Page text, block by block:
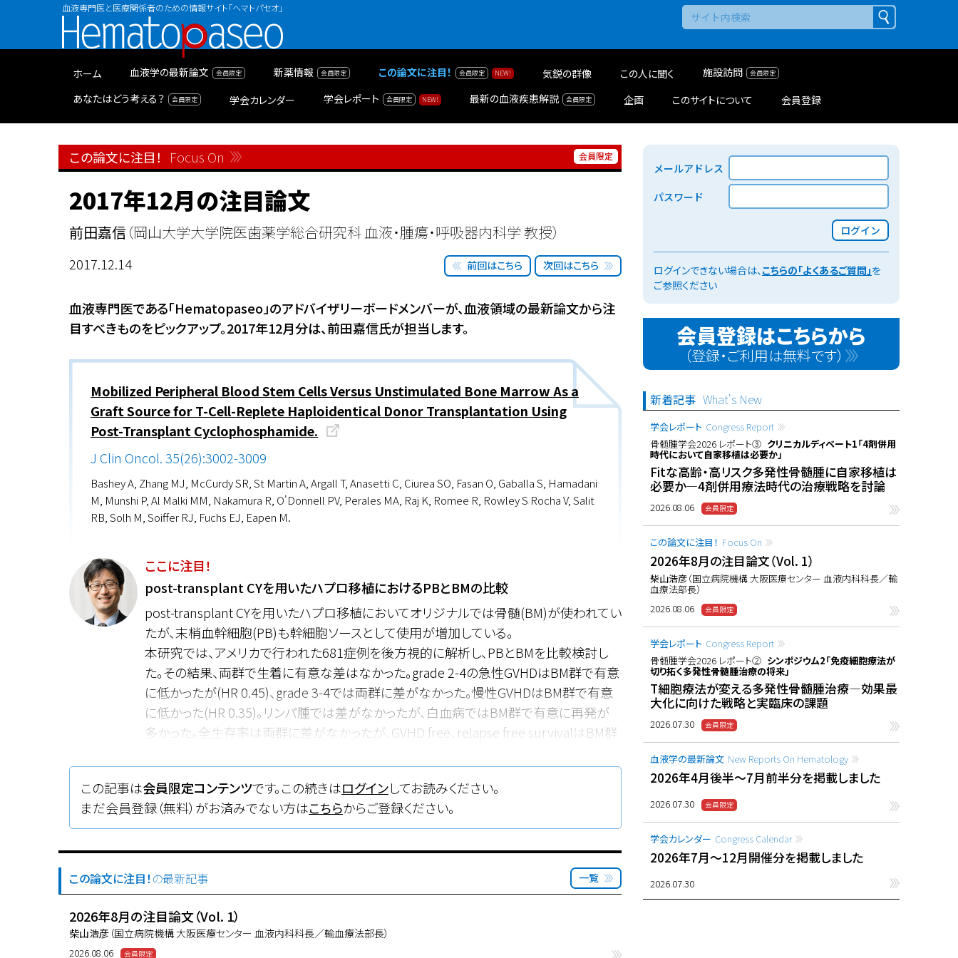
血液専門医と医療関係者のための情報サイト「ヘマトパセオ」
Hematopaseo
ホーム 血液学の最新論文 新薬情報 この論文に注目！ 気鋭の群像 この人に聞く
施設訪問
あなたはどう考える？
学会カレンダー 学会レポート 最新の血液疾患解説 企画 このサイトについて 会員登録
この論文に注目！ Focus On
2017年12月の注目論文
前田嘉信 （岡山大学大学院医歯薬学総合研究科 血液・腫瘍・呼吸器内科学 教授）
2017.12.14 次回はこちら
前回はこちら
血液専門医である「Hematopaseo」のアドバイザリーボードメンバーが、血液領域の最新論文から注
目すべきものをピックアップ。2017年12月分は、前田嘉信氏が担当します。
Mobilized Peripheral Blood Stem Cells Versus Unstimulated Bone Marrow As a
Graft Source for T-Cell-Replete Haploidentical Donor Transplantation Using
Post-Transplant Cyclophosphamide.
J Clin Oncol. 35(26):3002-3009
Bashey A, Zhang MJ, McCurdy SR, St Martin A, Argall T, Anasetti C, Ciurea SO, Fasan O, Gaballa S, Hamadani
M, Munshi P, Al Malki MM, Nakamura R, O'Donnell PV, Perales MA, Raj K, Romee R, Rowley S Rocha V, Salit
RB, Solh M, Soiffer RJ, Fuchs EJ, Eapen M.
ここに注目！
post-transplant CYを用いたハプロ移植におけるPBとBMの比較
post-transplant CYを用いたハプロ移植においてオリジナルでは骨髄(BM)が使われてい
たが、末梢血幹細胞(PB)も幹細胞ソースとして使用が増加している。
本研究では、アメリカで行われた681症例を後方視的に解析し、PBとBMを比較検討し
た。その結果、両群で生着に有意な差はなかった。grade 2-4の急性GVHDはBM群で有意
に低かったが(HR 0.45)、grade 3-4では両群に差がなかった。慢性GVHDはBM群で有意
に低かった(HR 0.35)。リンパ腫では差がなかったが、白血病ではBM群で有意に再発が
多かった。全生存率は両群に差がなかったが、GVHD free、relapse free survivalはBM群
て確認が必要だが、現時点ではPBとBM両方とも移植ソースとなり得ると考えられる。
この記事は会員限定コンテンツです。この続きはログインしてお読みください。
まだ会員登録（無料）がお済みでない方はこちらからご登録ください。
この論文に注目！ の最新記事 一覧
2026年8月の注目論文（Vol. 1）
柴山浩彦 （国立病院機構 大阪医療センター 血液内科科長／輸血療法部長）
2026.08.06
メールアドレス
パスワード
ログイン
ログインできない場合は、こちらの「よくあるご質問」を
ご参照ください
会員登録はこちらから
（登録・ご利用は無料です）
新着記事 What's New
学会レポート Congress Report
骨髄腫学会2026 レポート③ クリニカルディベート1「4剤併用
時代において自家移植は必要か」
Fitな高齢・高リスク多発性骨髄腫に自家移植は
必要か―4剤併用療法時代の治療戦略を討論
2026.08.06
この論文に注目！ Focus On
2026年8月の注目論文（Vol. 1）
柴山浩彦（国立病院機構 大阪医療センター 血液内科科長／輸
血療法部長）
2026.08.06
学会レポート Congress Report
骨髄腫学会2026 レポート② シンポジウム2「免疫細胞療法が
切り拓く多発性骨髄腫治療の将来」
T細胞療法が変える多発性骨髄腫治療―効果最
大化に向けた戦略と実臨床の課題
2026.07.30
血液学の最新論文 New Reports On Hematology
2026年4月後半〜7月前半分を掲載しました
2026.07.30
学会カレンダー Congress Calendar
2026年7月〜12月開催分を掲載しました
2026.07.30